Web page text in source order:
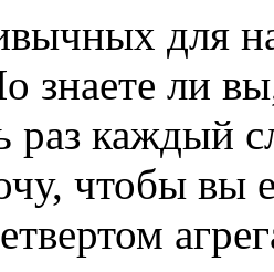
для
знаете ли
раз каждый
чтобы